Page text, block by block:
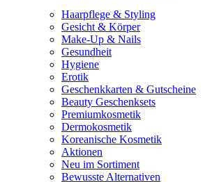
Haarpflege & Styling
Gesicht & Körper
Make-Up & Nails
Gesundheit
Hygiene
Erotik
Geschenkkarten & Gutscheine
Beauty Geschenksets
Premiumkosmetik
Dermokosmetik
Koreanische Kosmetik
Aktionen
Neu im Sortiment
Bewusste Alternativen